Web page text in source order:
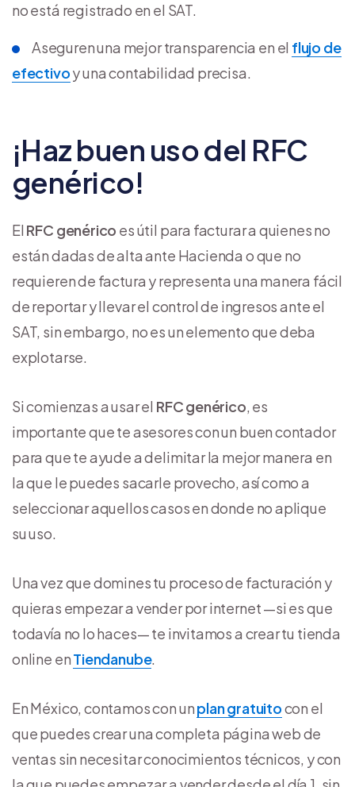
no está registrado en el SAT.
Aseguren una mejor transparencia en el flujo de
efectivoy una contabilidad precisa.
¡Haz buen uso del RFC
genérico!
El RFC genérico es útil para facturar a quienes no
están dadas de alta ante Hacienda o que no
requieren de factura y representa una manera fácil
de reportar y llevar el control de ingresos ante el
SAT, sin embargo, no es un elemento que deba
explotarse.
Si comienzas a usar el RFC genérico, es
importante que te asesores con un buen contador
para que te ayude a delimitar la mejor manera en
la que le puedes sacarle provecho, así como a
seleccionar aquellos casos en donde no aplique
su uso.
Una vez que domines tu proceso de facturación y
quieras empezar a vender por internet —si es que
todavía no lo haces— te invitamos a crear tu tienda
online enTiendanube.
En México, contamos con unplan gratuitocon el
que puedes crear una completa página web de
ventas sin necesitar conocimientos técnicos, y con